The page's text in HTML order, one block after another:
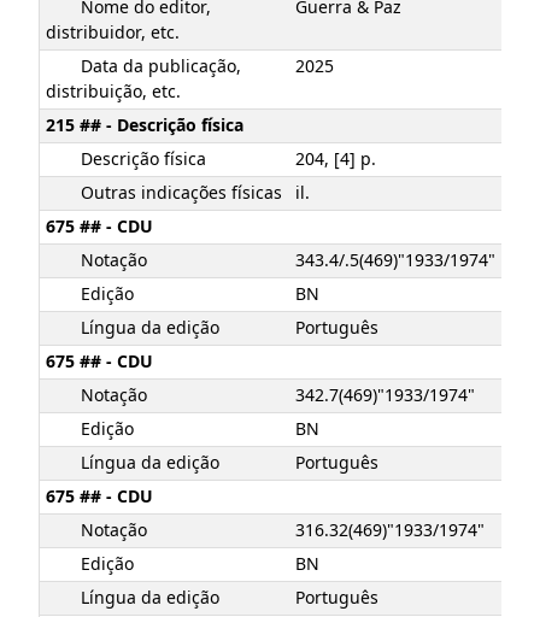
Nome do editor,
distribuidor, etc.
Guerra & Paz
Data da publicação,
distribuição, etc.
2025
215 ## - Descrição física
Descrição física
204, [4] p.
Outras indicações físicas
il.
675 ## - CDU
Notação
343.4/.5(469)"1933/1974"
Edição
BN
Língua da edição
Português
675 ## - CDU
Notação
342.7(469)"1933/1974"
Edição
BN
Língua da edição
Português
675 ## - CDU
Notação
316.32(469)"1933/1974"
Edição
BN
Língua da edição
Português